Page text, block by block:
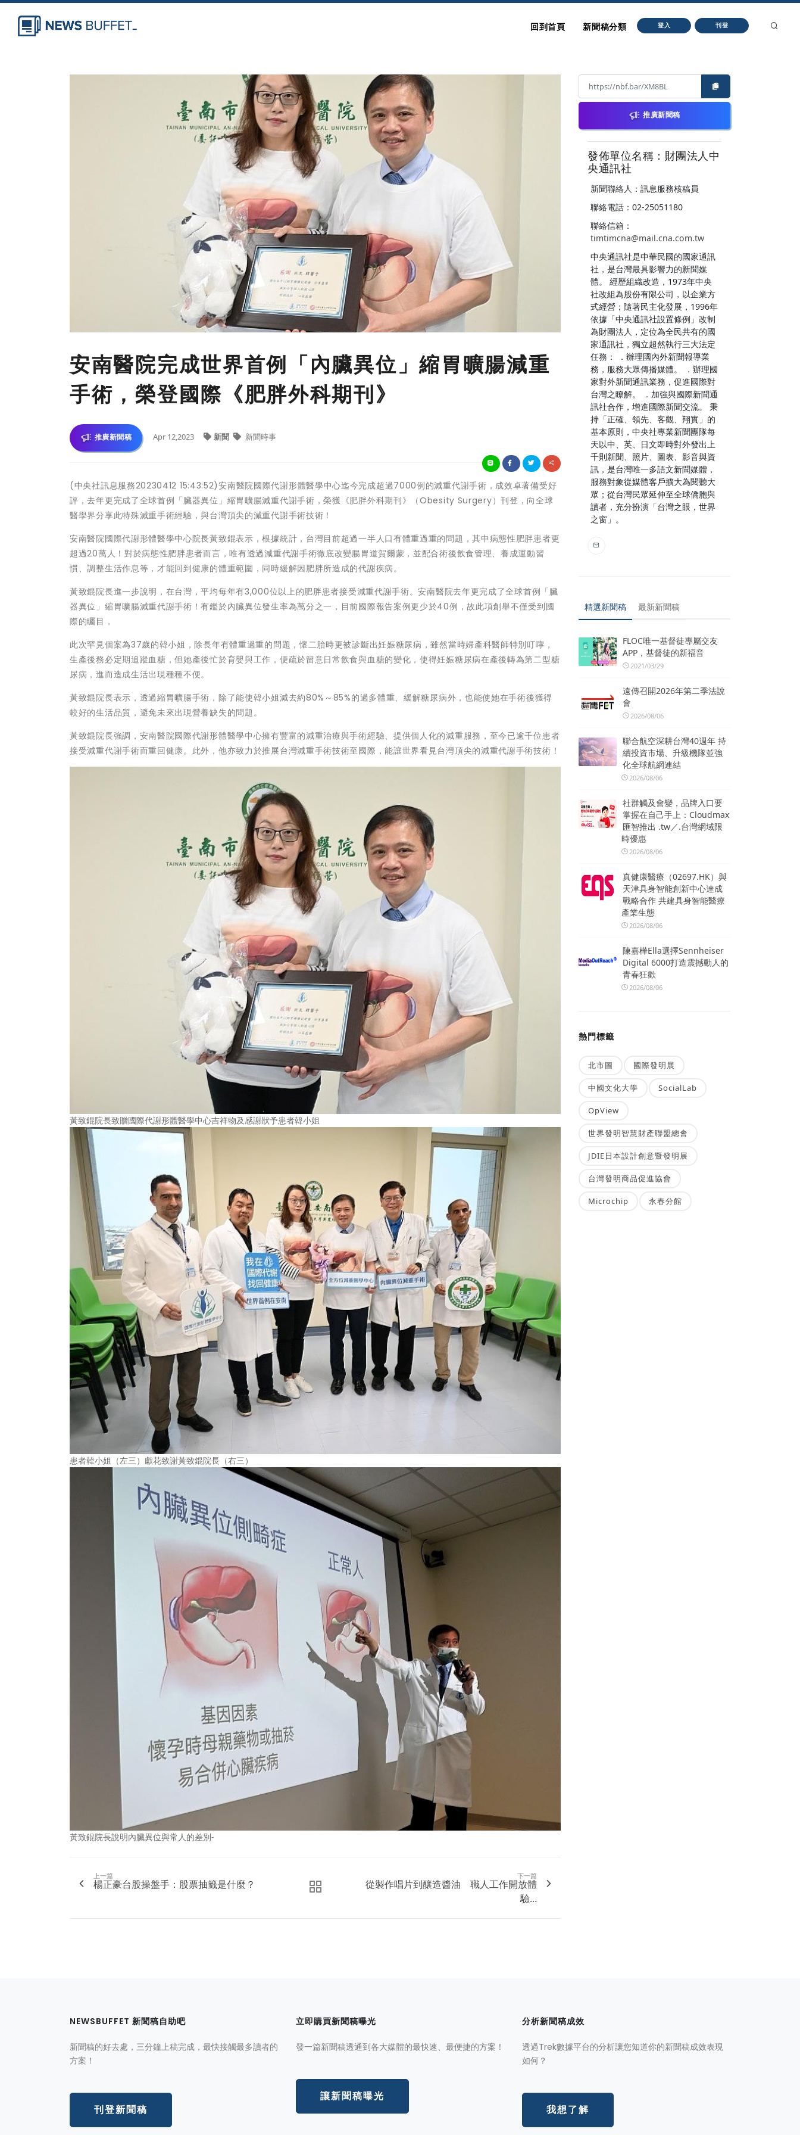
回到首頁 新聞稿分類 登入 刊登
安南醫院完成世界首例「內臟異位」縮胃曠腸減重
手術，榮登國際《肥胖外科期刊》
推廣新聞稿 Apr 12,2023 新聞 新聞時事
(中央社訊息服務20230412 15:43:52)安南醫院國際代謝形體醫學中心迄今完成超過7000例的減重代謝手術，成效卓著備受好
評，去年更完成了全球首例「臟器異位」縮胃曠腸減重代謝手術，榮獲《肥胖外科期刊》（Obesity Surgery）刊登，向全球
醫學界分享此特殊減重手術經驗，與台灣頂尖的減重代謝手術技術！
安南醫院國際代謝形體醫學中心院長黃致錕表示，根據統計，台灣目前超過一半人口有體重過重的問題，其中病態性肥胖患者更
超過20萬人！對於病態性肥胖患者而言，唯有透過減重代謝手術徹底改變腸胃道賀爾蒙，並配合術後飲食管理、養成運動習
慣、調整生活作息等，才能回到健康的體重範圍，同時緩解因肥胖所造成的代謝疾病。
黃致錕院長進一步說明，在台灣，平均每年有3,000位以上的肥胖患者接受減重代謝手術。安南醫院去年更完成了全球首例「臟
器異位」縮胃曠腸減重代謝手術！有鑑於內臟異位發生率為萬分之一，目前國際報告案例更少於40例，故此項創舉不僅受到國
際的矚目，
此次罕見個案為37歲的韓小姐，除長年有體重過重的問題，懷二胎時更被診斷出妊娠糖尿病，雖然當時婦產科醫師特別叮嚀，
生產後務必定期追蹤血糖，但她產後忙於育嬰與工作，便疏於留意日常飲食與血糖的變化，使得妊娠糖尿病在產後轉為第二型糖
尿病，進而造成生活出現種種不便。
黃致錕院長表示，透過縮胃曠腸手術，除了能使韓小姐減去約80%～85%的過多體重、緩解糖尿病外，也能使她在手術後獲得
較好的生活品質，避免未來出現營養缺失的問題。
黃致錕院長強調，安南醫院國際代謝形體醫學中心擁有豐富的減重治療與手術經驗、提供個人化的減重服務，至今已逾千位患者
接受減重代謝手術而重回健康。此外，他亦致力於推展台灣減重手術技術至國際，能讓世界看見台灣頂尖的減重代謝手術技術！
黃致錕院長致贈國際代謝形體醫學中心吉祥物及感謝狀予患者韓小姐
患者韓小姐（左三）獻花致謝黃致錕院長（右三）
黃致錕院長說明內臟異位與常人的差別-
上一篇
楊正豪台股操盤手：股票抽籤是什麼？
下一篇
從製作唱片到釀造醬油 職人工作開放體
驗...
推廣新聞稿
發佈單位名稱：財團法人中
央通訊社
新聞聯絡人：訊息服務核稿員
聯絡電話：02-25051180
聯絡信箱：
timtimcna@mail.cna.com.tw
中央通訊社是中華民國的國家通訊
社，是台灣最具影響力的新聞媒
體。 經歷組織改造，1973年中央
社改組為股份有限公司，以企業方
式經營；隨著民主化發展，1996年
依據「中央通訊社設置條例」改制
為財團法人，定位為全民共有的國
家通訊社，獨立超然執行三大法定
任務： ．辦理國內外新聞報導業
務，服務大眾傳播媒體。 ．辦理國
家對外新聞通訊業務，促進國際對
台灣之瞭解。 ．加強與國際新聞通
訊社合作，增進國際新聞交流。 秉
持「正確、領先、客觀、翔實」的
基本原則，中央社專業新聞團隊每
天以中、英、日文即時對外發出上
千則新聞、照片、圖表、影音與資
訊，是台灣唯一多語文新聞媒體，
服務對象從媒體客戶擴大為閱聽大
眾；從台灣民眾延伸至全球僑胞與
讀者，充分扮演「台灣之眼，世界
之窗」。
精選新聞稿 最新新聞稿
FLOC唯一基督徒專屬交友
APP，基督徒的新福音
2021/03/29
遠傳召開2026年第二季法說
會
2026/08/06
聯合航空深耕台灣40週年 持
續投資市場、升級機隊並強
化全球航網連結
2026/08/06
社群觸及會變，品牌入口要
掌握在自己手上：Cloudmax
匯智推出 .tw／.台灣網域限
時優惠
2026/08/06
真健康醫療（02697.HK）與
天津具身智能創新中心達成
戰略合作 共建具身智能醫療
產業生態
2026/08/06
陳嘉樺Ella選擇Sennheiser
Digital 6000打造震撼動人的
青春狂歡
2026/08/06
熱門標籤
北市圖 國際發明展
中國文化大學 SocialLab
OpView
世界發明智慧財產聯盟總會
JDIE日本設計創意暨發明展
台灣發明商品促進協會
Microchip 永春分館
NEWSBUFFET 新聞稿自助吧
新聞稿的好去處，三分鐘上稿完成，最快接觸最多讀者的
方案！
刊登新聞稿
立即購買新聞稿曝光
發一篇新聞稿透通到各大媒體的最快速、最便捷的方案！
讓新聞稿曝光
分析新聞稿成效
透過Trek數據平台的分析讓您知道你的新聞稿成效表現
如何？
我想了解